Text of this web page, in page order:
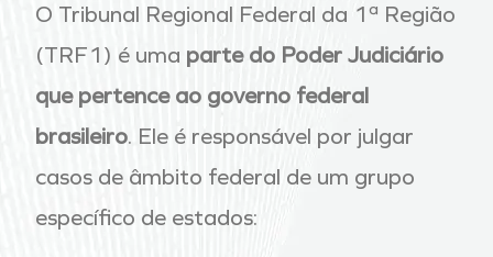
O Tribunal Regional Federal da 1ª Região
(TRF1) é uma parte do Poder Judiciário
que pertence ao governo federal
brasileiro. Ele é responsável por julgar
casos de âmbito federal de um grupo
específico de estados: